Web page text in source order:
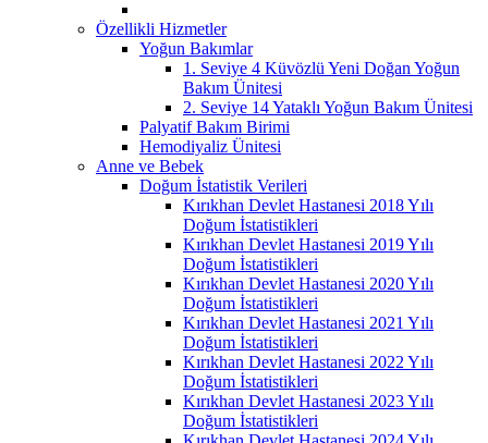
Özellikli Hizmetler
Yoğun Bakımlar
1. Seviye 4 Küvözlü Yeni Doğan Yoğun
Bakım Ünitesi
2. Seviye 14 Yataklı Yoğun Bakım Ünitesi
Palyatif Bakım Birimi
Hemodiyaliz Ünitesi
Anne ve Bebek
Doğum İstatistik Verileri
Kırıkhan Devlet Hastanesi 2018 Yılı
Doğum İstatistikleri
Kırıkhan Devlet Hastanesi 2019 Yılı
Doğum İstatistikleri
Kırıkhan Devlet Hastanesi 2020 Yılı
Doğum İstatistikleri
Kırıkhan Devlet Hastanesi 2021 Yılı
Doğum İstatistikleri
Kırıkhan Devlet Hastanesi 2022 Yılı
Doğum İstatistikleri
Kırıkhan Devlet Hastanesi 2023 Yılı
Doğum İstatistikleri